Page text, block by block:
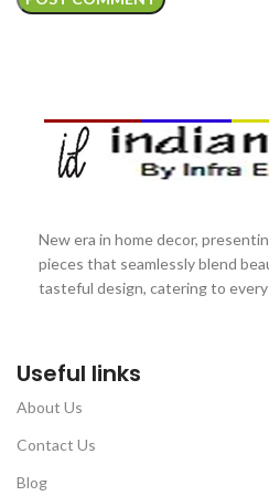
New era in home decor,
pieces that seamlessly blend
tasteful design, catering to
Useful links
About Us
Contact Us
Blog